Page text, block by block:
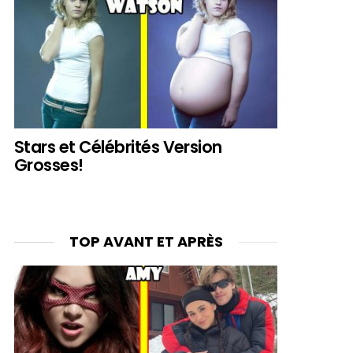
Stars et Célébrités Version
Grosses!
TOP AVANT ET APRÈS